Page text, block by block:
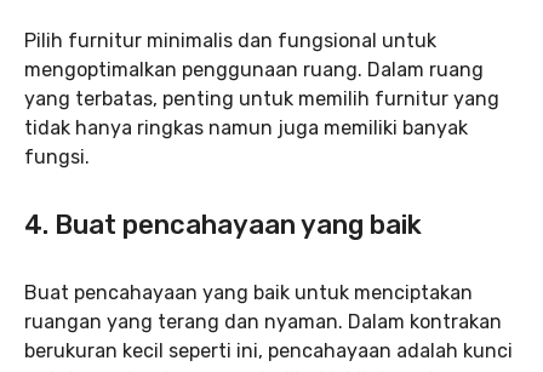
Pilih furnitur minimalis dan fungsional untuk
mengoptimalkan penggunaan ruang. Dalam ruang
yang terbatas, penting untuk memilih furnitur yang
tidak hanya ringkas namun juga memiliki banyak
fungsi.
4. Buat pencahayaan yang baik
Buat pencahayaan yang baik untuk menciptakan
ruangan yang terang dan nyaman. Dalam kontrakan
berukuran kecil seperti ini, pencahayaan adalah kunci